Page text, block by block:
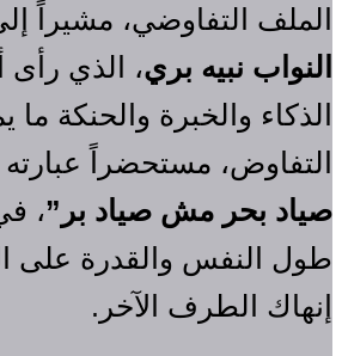
الملف التفاوضي، مشيراً
النواب نبيه بري، الذي رأى
الذكاء والخبرة والحنكة ما
التفاوض، مستحضراً
صياد بحر مش صياد بر”،
طول النفس والقدرة على
إنهاك الطرف الآخر.